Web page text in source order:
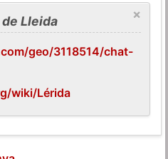
×
Lleida
geo/3118514/chat-
wiki/Lérida